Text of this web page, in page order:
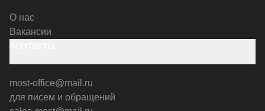
О нас
Вакансии
most-office@mail.ru
для писем и обращений